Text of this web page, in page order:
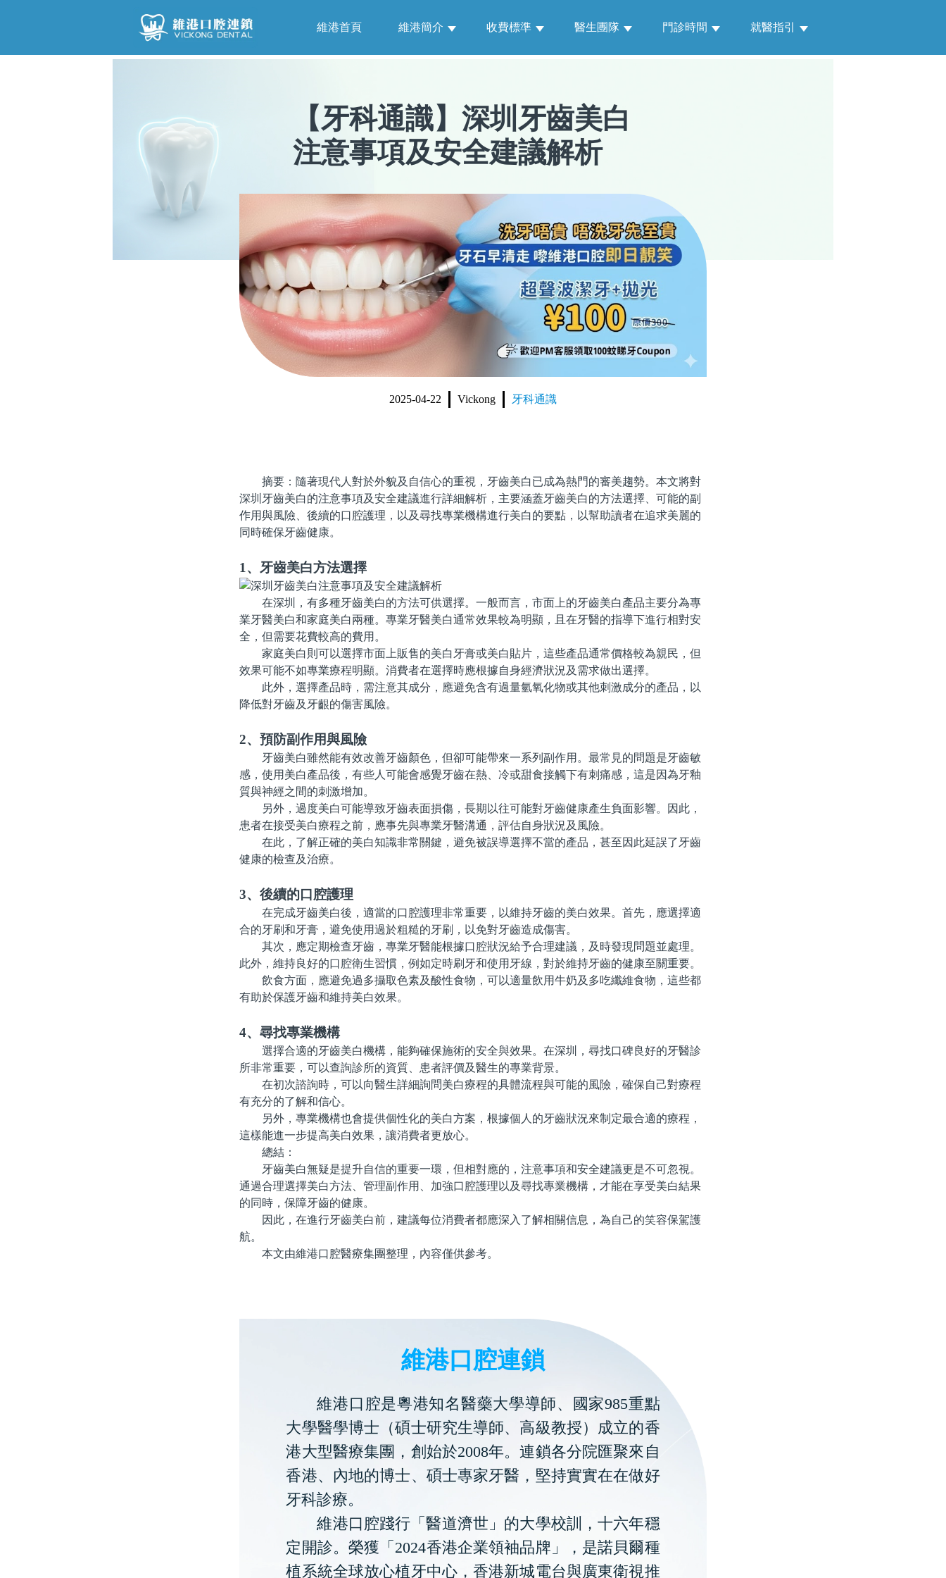
維港首頁 維港簡介 收費標準 醫生團隊 門診時間 就醫指引
【牙科通識】 深圳牙齒美白
注意事項及安全建議解析
2025-04-22 Vickong 牙科通識
摘要：隨著現代人對於外貌及自信心的重視，牙齒美白已成為熱門的審美趨勢。本文將對
深圳牙齒美白的注意事項及安全建議進行詳細解析，主要涵蓋牙齒美白的方法選擇、可能的副
作用與風險、後續的口腔護理，以及尋找專業機構進行美白的要點，以幫助讀者在追求美麗的
同時確保牙齒健康。
1、牙齒美白方法選擇
在深圳，有多種牙齒美白的方法可供選擇。一般而言，市面上的牙齒美白產品主要分為專
業牙醫美白和家庭美白兩種。專業牙醫美白通常效果較為明顯，且在牙醫的指導下進行相對安
全，但需要花費較高的費用。
家庭美白則可以選擇市面上販售的美白牙膏或美白貼片，這些產品通常價格較為親民，但
效果可能不如專業療程明顯。消費者在選擇時應根據自身經濟狀況及需求做出選擇。
此外，選擇產品時，需注意其成分，應避免含有過量氫氧化物或其他刺激成分的產品，以
降低對牙齒及牙齦的傷害風險。
2、預防副作用與風險
牙齒美白雖然能有效改善牙齒顏色，但卻可能帶來一系列副作用。最常見的問題是牙齒敏
感，使用美白產品後，有些人可能會感覺牙齒在熱、冷或甜食接觸下有刺痛感，這是因為牙釉
質與神經之間的刺激增加。
另外，過度美白可能導致牙齒表面損傷，長期以往可能對牙齒健康產生負面影響。因此，
患者在接受美白療程之前，應事先與專業牙醫溝通，評估自身狀況及風險。
在此，了解正確的美白知識非常關鍵，避免被誤導選擇不當的產品，甚至因此延誤了牙齒
健康的檢查及治療。
3、後續的口腔護理
在完成牙齒美白後，適當的口腔護理非常重要，以維持牙齒的美白效果。首先，應選擇適
合的牙刷和牙膏，避免使用過於粗糙的牙刷，以免對牙齒造成傷害。
其次，應定期檢查牙齒，專業牙醫能根據口腔狀況給予合理建議，及時發現問題並處理。
此外，維持良好的口腔衛生習慣，例如定時刷牙和使用牙線，對於維持牙齒的健康至關重要。
飲食方面，應避免過多攝取色素及酸性食物，可以適量飲用牛奶及多吃纖維食物，這些都
有助於保護牙齒和維持美白效果。
4、尋找專業機構
選擇合適的牙齒美白機構，能夠確保施術的安全與效果。在深圳，尋找口碑良好的牙醫診
所非常重要，可以查詢診所的資質、患者評價及醫生的專業背景。
在初次諮詢時，可以向醫生詳細詢問美白療程的具體流程與可能的風險，確保自己對療程
有充分的了解和信心。
另外，專業機構也會提供個性化的美白方案，根據個人的牙齒狀況來制定最合適的療程，
這樣能進一步提高美白效果，讓消費者更放心。
總結：
牙齒美白無疑是提升自信的重要一環，但相對應的，注意事項和安全建議更是不可忽視。
通過合理選擇美白方法、管理副作用、加強口腔護理以及尋找專業機構，才能在享受美白結果
的同時，保障牙齒的健康。
因此，在進行牙齒美白前，建議每位消費者都應深入了解相關信息，為自己的笑容保駕護
航。
本文由維港口腔醫療集團整理，內容僅供參考。
維港口腔連鎖
維港口腔是粵港知名醫藥大學導師、國家985重點
大學醫學博士（碩士研究生導師、高級教授）成立的香
港大型醫療集團，創始於2008年。連鎖各分院匯聚來自
香港、內地的博士、碩士專家牙醫，堅持實實在在做好
牙科診療。
維港口腔踐行「醫道濟世」的大學校訓，十六年穩
定開診。榮獲「2024香港企業領袖品牌」，是諾貝爾種
植系統全球放心植牙中心，香港新城電台與廣東衛視推